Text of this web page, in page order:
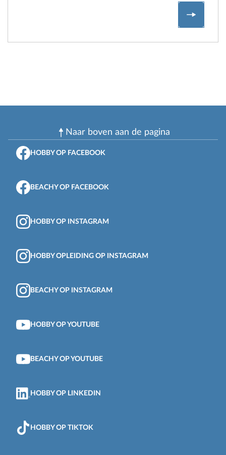
Ontdek
Naar boven aan de pagina
HOBBY OP FACEBOOK
BEACHY OP FACEBOOK
HOBBY OP INSTAGRAM
HOBBY OPLEIDING OP INSTAGRAM
BEACHY OP INSTAGRAM
HOBBY OP YOUTUBE
BEACHY OP YOUTUBE
HOBBY OP LINKEDIN
HOBBY OP TIKTOK